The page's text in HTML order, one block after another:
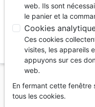
Vous ne pouvez pas
depuis votre pays
web. Ils sont
le panier et la
Cookies
Ces cookies
visites, les appareils
appuyons sur ces
web.
En fermant cette fenêtre
tous les cookies.